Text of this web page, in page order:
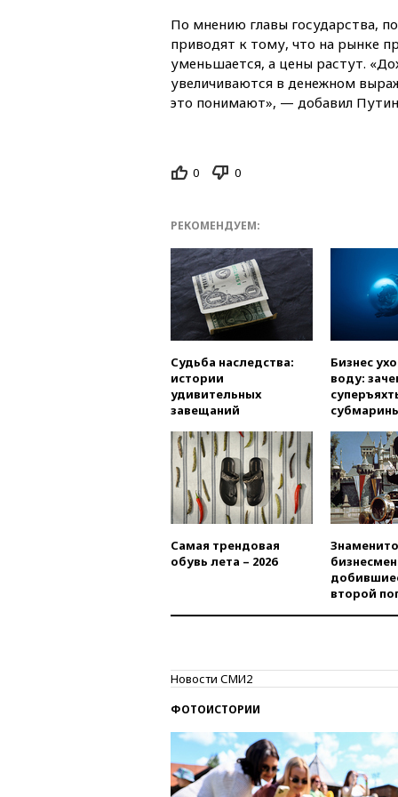
По мнению главы государства,
приводят к тому, что на рынке
уменьшается, а цены растут.
увеличиваются в денежном
это понимают», — добавил
0 0
РЕКОМЕНДУЕМ:
Судьба наследства:
истории
удивительных
завещаний
Бизнес
воду:
Самая трендовая
обувь лета – 2026
второй
Новости СМИ2
ФОТОИСТОРИИ